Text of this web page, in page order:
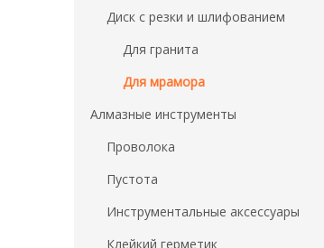
Диск с резки и шлифованием
Для гранита
Для мрамора
Алмазные инструменты
Проволока
Пустота
Инструментальные аксессуары
Клейкий герметик